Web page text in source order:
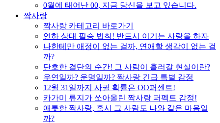
0월에 태어난 00, 지금 당신을 보고 있습니다.
짝사랑
짝사랑 카테고리 바로가기
연하 상대 필승 법칙! 반드시 이기는 사랑을 하자
나한테만 애정이 없는 걸까, 연애할 생각이 없는 걸
까?
단호한 결단의 순간! 그 사람이 흘러갈 현실이란?
우연일까? 운명일까? 짝사랑 긴급 특별 감정
12월 31일까지 사귈 확률은 OO퍼센트!
카가미 류지가 쏘아올린 짝사랑 퍼펙트 감정!
애틋한 짝사랑, 혹시 그 사람도 나와 같은 마음일
까?